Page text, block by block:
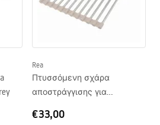
Rea
Πτυσσόμενη σχάρα
αποστράγγισης για
€33,00